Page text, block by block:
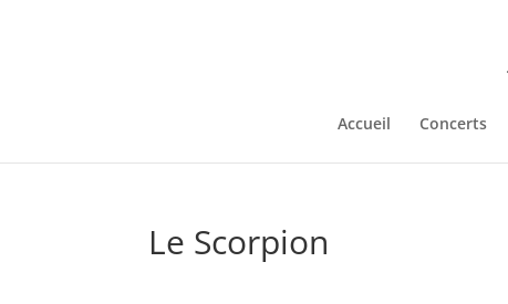
Accueil Concerts
Le Scorpion